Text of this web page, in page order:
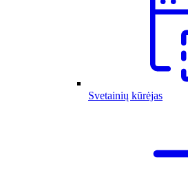
Svetainių kūrėjas